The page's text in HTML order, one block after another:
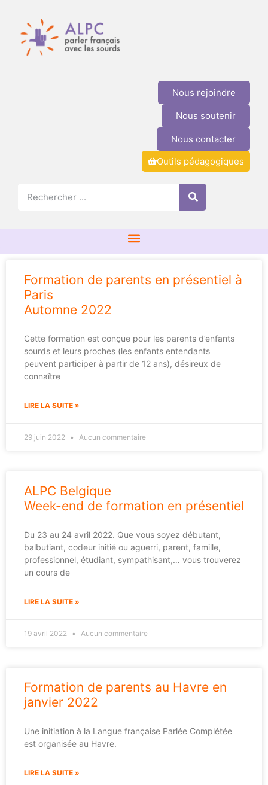
Nous rejoindre
Nous soutenir
Nous contacter
Outils pédagogiques
Formation de parents en présentiel à
Paris
Automne 2022
Cette formation est conçue pour les parents d’enfants
sourds et leurs proches (les enfants entendants
peuvent participer à partir de 12 ans), désireux de
connaître
LIRE LA SUITE »
29 juin 2022 Aucun commentaire
ALPC Belgique
Week-end de formation en présentiel
Du 23 au 24 avril 2022. Que vous soyez débutant,
balbutiant, codeur initié ou aguerri, parent, famille,
professionnel, étudiant, sympathisant,… vous trouverez
un cours de
LIRE LA SUITE »
19 avril 2022 Aucun commentaire
Formation de parents au Havre en
janvier 2022
Une initiation à la Langue française Parlée Complétée
est organisée au Havre.
LIRE LA SUITE »